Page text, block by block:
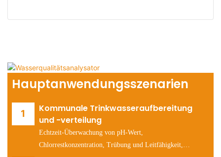
Hauptanwendungsszenarien
Kommunale Trinkwasseraufbereitung
und -verteilung
Echtzeit-Überwachung von pH-Wert,
Chlorrestkonzentration, Trübung und Leitfähigkeit,